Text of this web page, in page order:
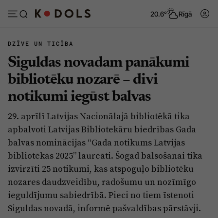
20.6° Rīgā
Abonēt Pieslēgties
Ziņas
Politika
Pašvaldības
Izglītība
Veselība
Ģimene
Vide
Tēmas
Viedokļi
Dzīve un ticība
Ekonomika
Krimināli
Izklaide
Sarunas
DZĪVE UN TICĪBA
Siguldas novadam panākumi
bibliotēku nozarē – divi
notikumi iegūst balvas
29. aprīlī Latvijas Nacionālajā bibliotēkā tika
apbalvoti Latvijas Bibliotekāru biedrības Gada
balvas nominācijas “Gada notikums Latvijas
bibliotēkās 2025” laureāti. Šogad balsošanai tika
izvirzīti 25 notikumi, kas atspoguļo bibliotēku
nozares daudzveidību, radošumu un nozīmīgo
ieguldījumu sabiedrībā. Pieci no tiem īstenoti
Siguldas novadā, informē pašvaldības pārstāvji.